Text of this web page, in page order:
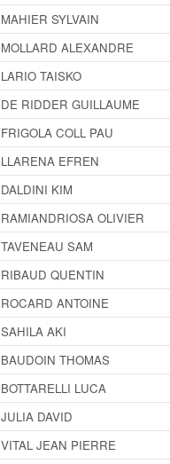
MAHIER SYLVAIN
MOLLARD ALEXANDRE
LARIO TAISKO
DE RIDDER GUILLAUME
FRIGOLA COLL PAU
LLARENA EFREN
DALDINI KIM
RAMIANDRIOSA OLIVIER
TAVENEAU SAM
RIBAUD QUENTIN
ROCARD ANTOINE
SAHILA AKI
BAUDOIN THOMAS
BOTTARELLI LUCA
JULIA DAVID
VITAL JEAN PIERRE